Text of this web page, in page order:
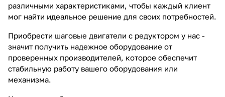
различными характеристиками, чтобы каждый клиент
мог найти идеальное решение для своих потребностей.
Приобрести шаговые двигатели с редуктором у нас -
значит получить надежное оборудование от
проверенных производителей, которое обеспечит
стабильную работу вашего оборудования или
механизма.